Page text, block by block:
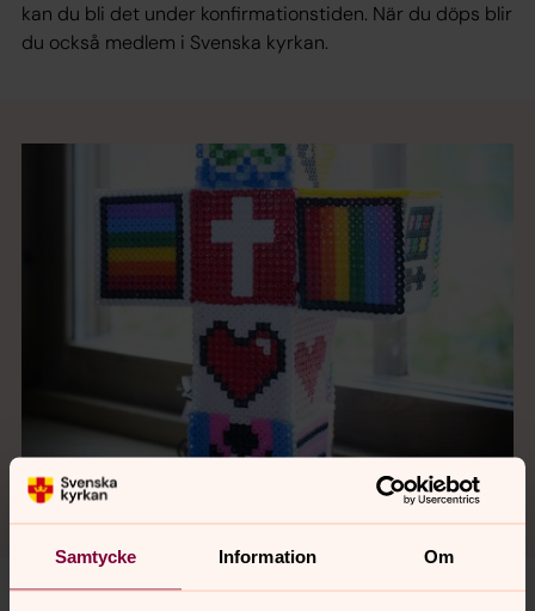
Samtycke Information Om
kan du bli det under konfirmationstiden. När du döps blir
du också medlem i Svenska kyrkan.